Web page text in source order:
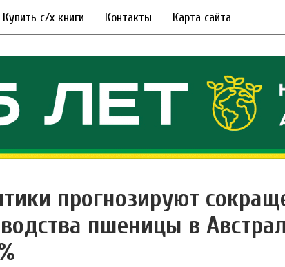
Купить с/х книги Контакты Карта сайта
прогнозируют
пшеницы в